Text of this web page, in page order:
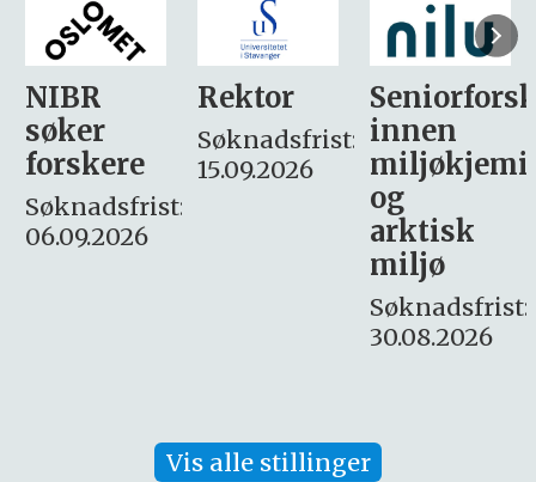
Rektor
Søknadsfrist:
15.09.2026
Seniorforsker
innen
miljøkjemi
søker
– fast
Søknadsfrist:
16. august.
Vis alle stillinger